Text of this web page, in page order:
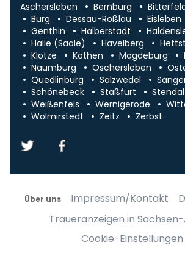
Aschersleben Bernburg
Burg
Dessau-Roßlau Eisleben
Genthin
Halberstadt
Halle (Saale)
Havelberg
Klötze
Köthen Magdeburg
Naumburg
Oschersleben
Quedlinburg
Salzwedel
Schönebeck
Staßfurt Stendal
Weißenfels
Wernigerode
Wolmirstedt
Zeitz Zerbst
Über uns Impressum/Kontakt
Traueranzeigen in
Cookie-Einstellungen